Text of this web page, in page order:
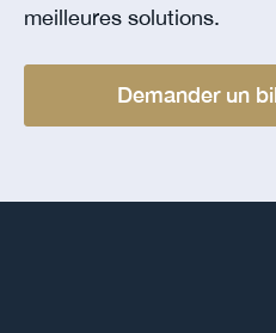
meilleures solutions.
Demander un